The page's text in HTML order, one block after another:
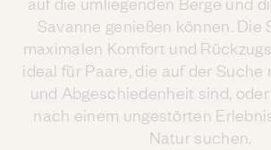
Savanne genießen können. Die
maximalen Komfort und
ideal für Paare, die auf der
und Abgeschiedenheit sind,
nach einem ungestörten
Natur suchen.